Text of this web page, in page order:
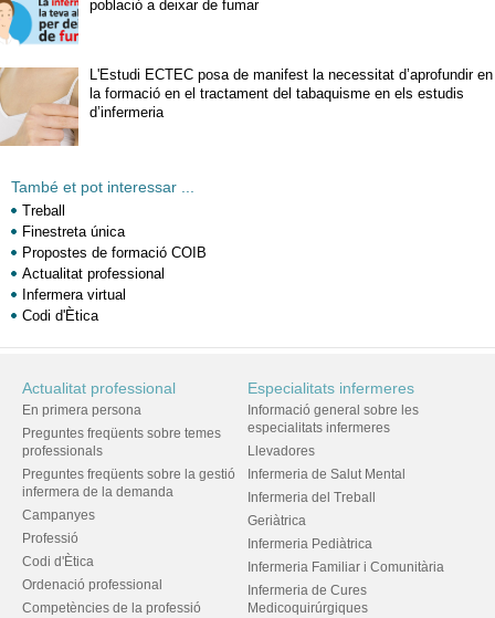
població a deixar de fumar
L'Estudi ECTEC posa de manifest la necessitat d’aprofundir en
la formació en el tractament del tabaquisme en els estudis
d’infermeria
També et pot interessar ...
Treball
Finestreta única
Propostes de formació COIB
Actualitat professional
Infermera virtual
Codi d'Ètica
Actualitat professional
En primera persona
Preguntes freqüents sobre temes
professionals
Preguntes freqüents sobre la gestió
infermera de la demanda
Campanyes
Professió
Codi d'Ètica
Ordenació professional
Competències de la professió
Especialitats infermeres
Informació general sobre les
especialitats infermeres
Llevadores
Infermeria de Salut Mental
Infermeria del Treball
Geriàtrica
Infermeria Pediàtrica
Infermeria Familiar i Comunitària
Infermeria de Cures
Medicoquirúrgiques